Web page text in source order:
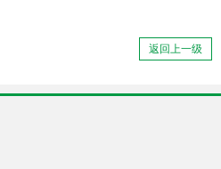
返回上一级